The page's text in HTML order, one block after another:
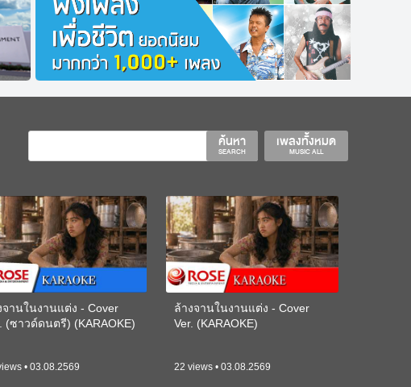
เพลงทั้งหมด
MUSIC ALL
ค้นหา
SEARCH
จานในงานแต่ง - Cover
(ซาวด์ดนตรี) (KARAOKE)
• 03.08.2569
ล้างจานในงานแต่ง - Cover
Ver. (KARAOKE)
22 views • 03.08.2569